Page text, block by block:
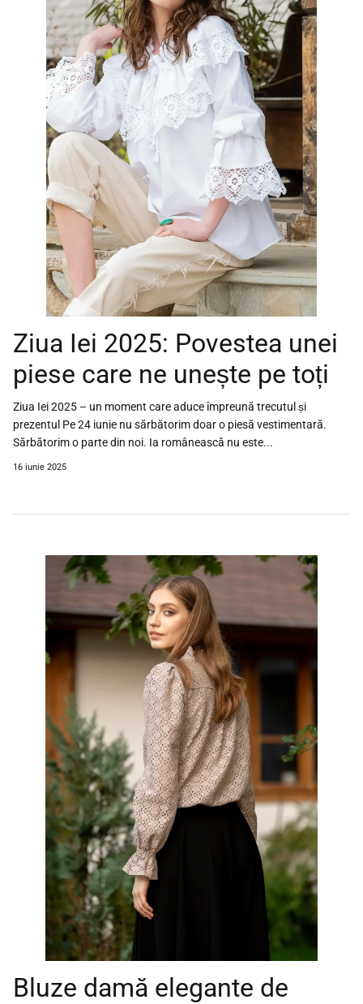
Ziua Iei 2025: Povestea unei
piese care ne unește pe toți
Ziua Iei 2025 – un moment care aduce împreună trecutul și
prezentul Pe 24 iunie nu sărbătorim doar o piesă vestimentară.
Sărbătorim o parte din noi. Ia românească nu este...
16 iunie 2025
Bluze damă elegante de